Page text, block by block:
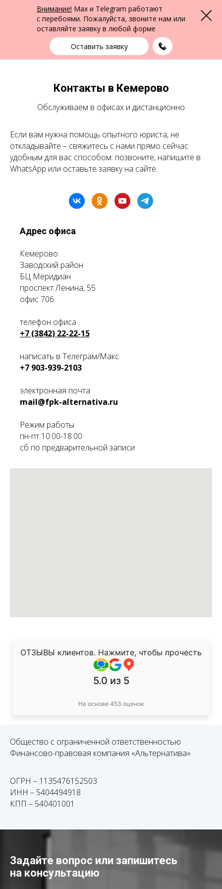
Внимание! Max и Telegram работают
с перебоями. Пожалуйста, звоните нам или
оставляйте заявку в любой форме
Оставить заявку
Меню
Юридическая помощь в Кемерово
ФПК Альтернатива
Кемерово
выбрать город
+7 (3842) 55-83-49
Контакты в Кемерово
Обслуживаем в офисах и дистанционно
Если вам нужна помощь опытного юриста, не
откладывайте – свяжитесь с нами прямо сейчас
удобным для вас способом: позвоните, напишите в
WhatsApp или оставьте заявку на сайте.
Адрес офиса
Кемерово
Заводский район
БЦ Меридиан
проспект Ленина, 55
офис 706
телефон офиса
+7 (3842) 22-22-15
написать в Телеграм/Макс
+7 903-939-2103
электронная почта
mail@fpk-alternativa.ru
Режим работы
пн-пт 10:00-18:00
сб по предварительной записи
ОТЗЫВЫ клиентов. Нажмите, чтобы прочесть
5.0 из 5
На основе 453 оценок
Общество с ограниченной ответственностью
Финансово-правовая компания «Альтернатива»
ОГРН – 1135476152503
ИНН – 5404494918
КПП – 540401001
Задайте вопрос или запишитесь
на консультацию